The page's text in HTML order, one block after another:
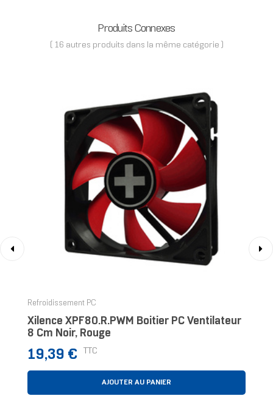
Produits Connexes
( 16 autres produits dans la même catégorie )
Refroidissement PC
Xilence XPF80.R.PWM Boitier PC Ventilateur
8 Cm Noir, Rouge
Prix
19,39 € TTC
AJOUTER AU PANIER